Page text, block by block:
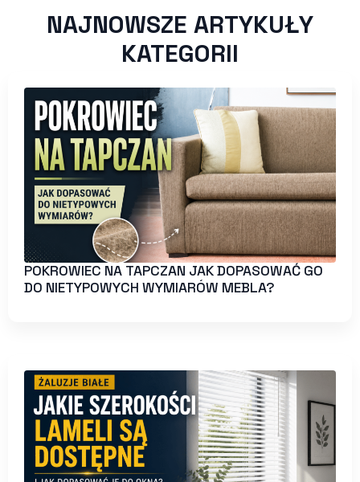
NAJNOWSZE ARTYKUŁY
KATEGORII
POKROWIEC NA TAPCZAN JAK DOPASOWAĆ GO
DO NIETYPOWYCH WYMIARÓW MEBLA?